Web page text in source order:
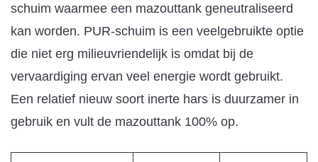
schuim waarmee een mazouttank geneutraliseerd
kan worden. PUR-schuim is een veelgebruikte optie
die niet erg milieuvriendelijk is omdat bij de
vervaardiging ervan veel energie wordt gebruikt.
Een relatief nieuw soort inerte hars is duurzamer in
gebruik en vult de mazouttank 100% op.